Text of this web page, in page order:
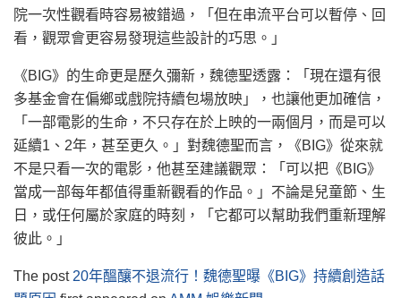
院一次性觀看時容易被錯過，「但在串流平台可以暫停、回
看，觀眾會更容易發現這些設計的巧思。」
《BIG》的生命更是歷久彌新，魏德聖透露：「現在還有很
多基金會在偏鄉或戲院持續包場放映」，也讓他更加確信，
「一部電影的生命，不只存在於上映的一兩個月，而是可以
延續1、2年，甚至更久。」對魏德聖而言，《BIG》從來就
不是只看一次的電影，他甚至建議觀眾：「可以把《BIG》
當成一部每年都值得重新觀看的作品。」不論是兒童節、生
日，或任何屬於家庭的時刻，「它都可以幫助我們重新理解
彼此。」
The post 20年醞釀不退流行！魏德聖曝《BIG》持續創造話